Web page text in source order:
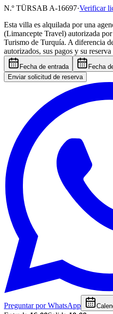
N.º TÜRSAB A-16697·Verificar
Esta villa es alquilada por una
(Limancepte Travel) autorizada
Turismo de Turquía. A diferencia
autorizados, sus pagos y su
Fecha de entrada
Fecha
Enviar solicitud de reserva
Preguntar por WhatsApp